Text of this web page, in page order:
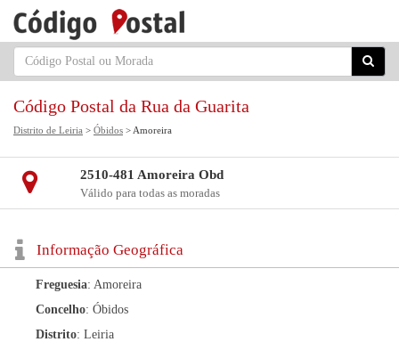
Código Postal da Rua da Guarita
Distrito de Leiria > Óbidos > Amoreira
2510-481 Amoreira Obd
Válido para todas as moradas
Informação Geográfica
Freguesia: Amoreira
Concelho: Óbidos
Distrito: Leiria